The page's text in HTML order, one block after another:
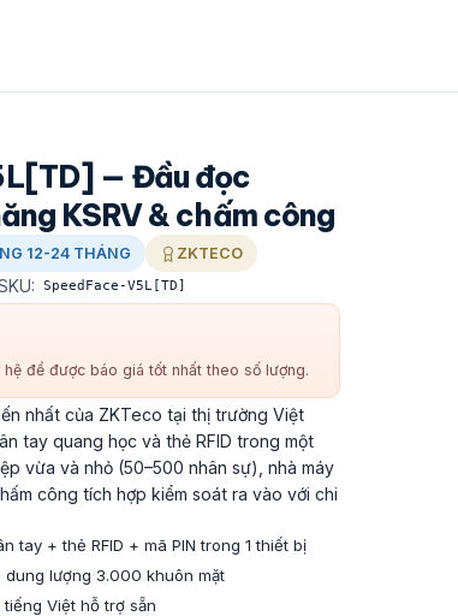
— Đầu đọc
KSRV & chấm công
12-24 THÁNG ZKTECO
SpeedFace-V5L[TD]
để được báo giá tốt nhất theo số lượng.
nhất của ZKTeco tại thị trường Việt
tay quang học và thẻ RFID trong một
vừa và nhỏ (50–500 nhân sự), nhà máy
công tích hợp kiểm soát ra vào với chi
+ thẻ RFID + mã PIN trong 1 thiết bị
dung lượng 3.000 khuôn mặt
Việt hỗ trợ sẵn